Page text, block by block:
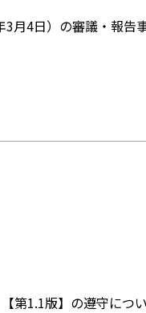
月4日）の審議・報告
第1.1版】の遵守につ